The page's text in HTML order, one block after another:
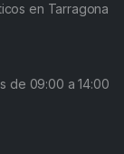
en Tarragona
de 09:00 a 14:00